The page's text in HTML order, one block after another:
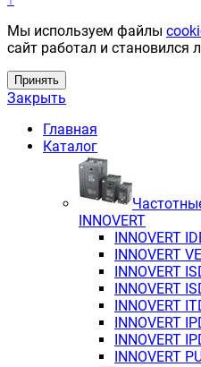
Мы используем файлы
сайт работал и становился
Принять
Закрыть
Главная
Каталог
INNOVERT
INNOVERT
INNOVERT
INNOVERT
INNOVERT
INNOVERT
INNOVERT
INNOVERT
INNOVERT